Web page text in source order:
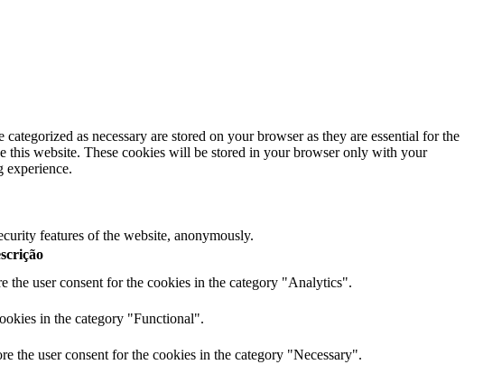
as necessary are stored on your browser as they are essential for the
this website. These cookies will be stored in your browser only with your
experience.
features of the website, anonymously.
the user consent for the cookies in the category "Analytics".
in the category "Functional".
the user consent for the cookies in the category "Necessary".